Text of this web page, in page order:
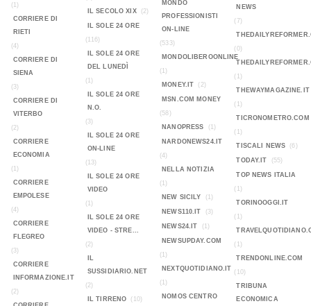
(1)
CORRIERE DI
RIETI
(4)
CORRIERE DI
SIENA
(3)
CORRIERE DI
VITERBO
(2)
CORRIERE
ECONOMIA
(1)
CORRIERE
EMPOLESE
(4)
CORRIERE
FLEGREO
(3)
CORRIERE
INFORMAZIONE.IT
(2)
IL SECOLO XIX
(2)
IL SOLE 24 ORE
(116)
IL SOLE 24 ORE
DEL LUNEDÌ
(1)
IL SOLE 24 ORE
N.O.
(3)
IL SOLE 24 ORE
ON-LINE
(13)
IL SOLE 24 ORE
VIDEO
(1)
IL SOLE 24 ORE
VIDEO - STRE...
(2)
IL
SUSSIDIARIO.NET
(2)
IL TIRRENO
(10)
MONDO
PROFESSIONISTI
ON-LINE
(533)
MONDOLIBEROONLINE
(1)
MONEY.IT
(2)
MSN.COM MONEY
(58)
NANOPRESS
(1)
NARDONEWS24.IT
(4)
NELLA NOTIZIA
(1)
NEW SICILY
(1)
NEWS110.IT (3)
NEWS24.IT (1)
NEWSUPDAY.COM
(1)
NEXTQUOTIDIANO.IT
(1)
NOMOS CENTRO
NEWS
(7)
(0)
(1)
THEWAYMAGAZINE.IT
(1)
TICRONOMETRO.COM
(1)
TISCALI NEWS
(6)
TODAY.IT (55)
TOP NEWS ITALIA
(1)
TORINOOGGI.IT
(1)
(1)
TRENDONLINE.COM
(10)
TRIBUNA
ECONOMICA